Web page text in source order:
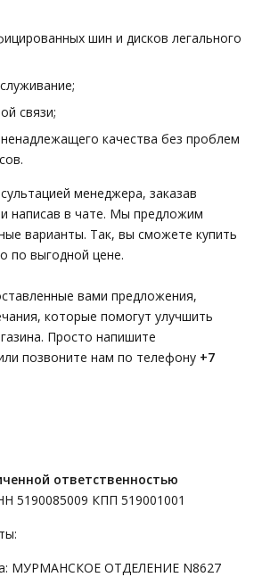
шин и дисков легального
связи;
качества без проблем
менеджера, заказав
написав в чате. Мы предложим
варианты. Так, вы сможете купить
по выгодной цене.
вами предложения,
которые помогут улучшить
Просто напишите
позвоните нам по телефону +7
ответственностью
5190085009 КПП 519001001
МУРМАНСКОЕ ОТДЕЛЕНИЕ N8627